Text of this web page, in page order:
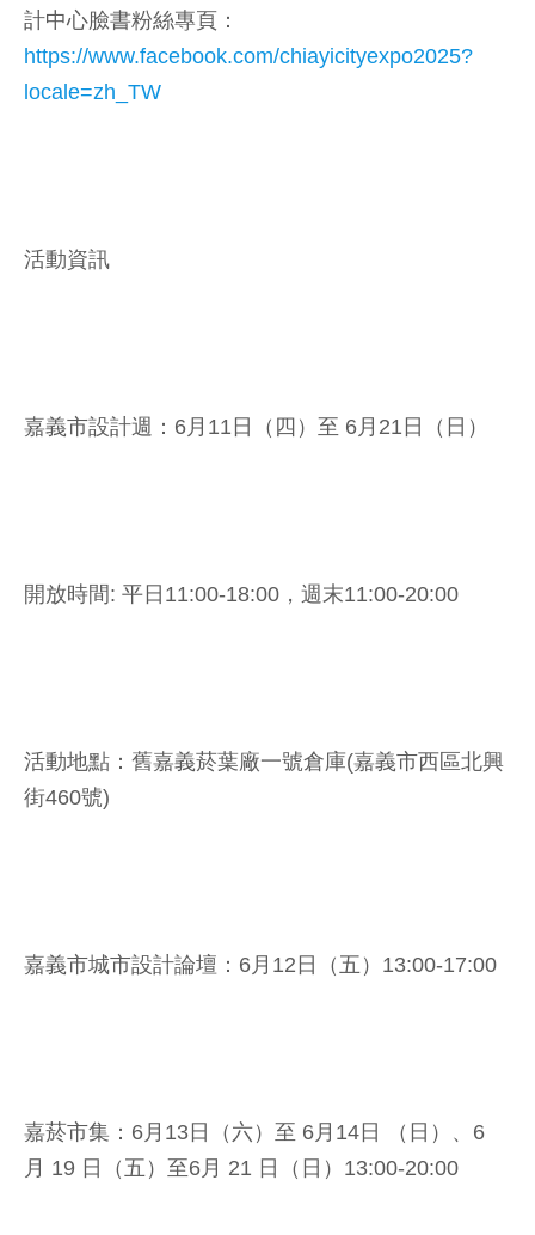
計中心臉書粉絲專頁：
https://www.facebook.com/chiayicityexpo2025?
locale=zh_TW
活動資訊
嘉義市設計週：6月11日（四）至 6月21日（日）
開放時間: 平日11:00-18:00，週末11:00-20:00
活動地點：舊嘉義菸葉廠一號倉庫(嘉義市西區北興
街460號)
嘉義市城市設計論壇：6月12日（五）13:00-17:00
嘉菸市集：6月13日（六）至 6月14日 （日）、6
月 19 日（五）至6月 21 日（日）13:00-20:00